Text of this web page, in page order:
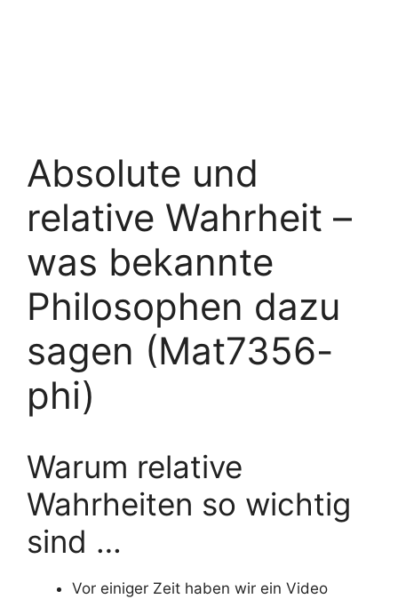
Absolute und
relative Wahrheit –
was bekannte
Philosophen dazu
sagen (Mat7356-
phi)
Warum relative
Wahrheiten so wichtig
sind …
Vor einiger Zeit haben wir ein Video